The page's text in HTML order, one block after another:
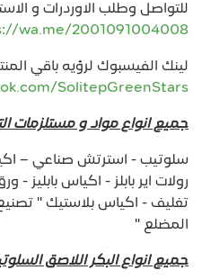
للتواصل وطلب الاوردرات و
wa.me/2001091004008
لينك الفيسبوك لرؤيه باقي
SolitepGreenStars
جميع انواع مواد و مستلزمات
سلوتيب - استرتش صناعي –
رولات اير بابلز - اكياس
تغليف - اكياس بلاستيك "
المضلع "
جميع انواع البكر اللاصق